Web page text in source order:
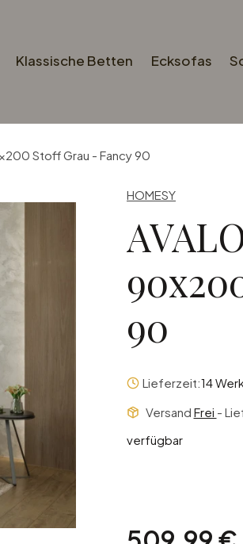
Klassische Betten Ecksofas
Stoff Grau - Fancy 90
HOMESY
90
Lieferzeit:14
Versand Frei -
verfügbar